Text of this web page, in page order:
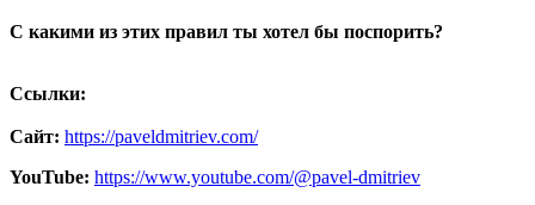
С какими из этих правил ты хотел бы поспорить?
Ссылки:
Сайт: https://paveldmitriev.com/
YouTube: https://www.youtube.com/@pavel-dmitriev